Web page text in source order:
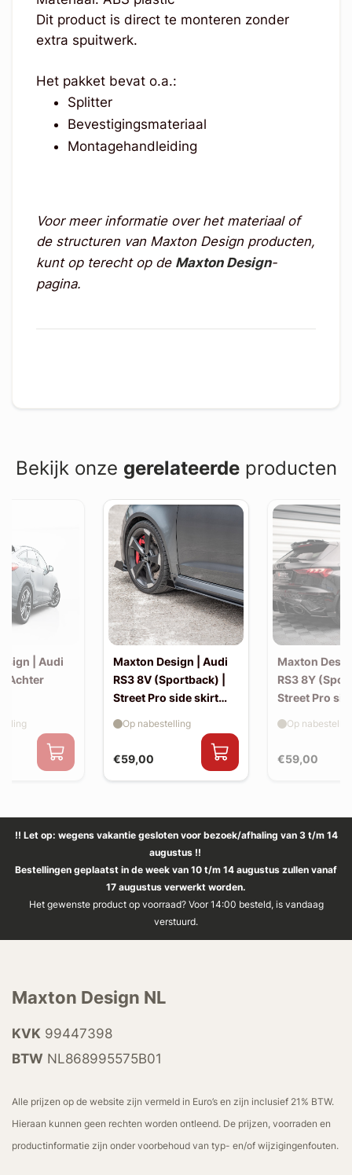
Dit product is direct te monteren zonder
extra spuitwerk.
Het pakket bevat o.a.:
Splitter
Bevestigingsmateriaal
Montagehandleiding
Voor meer informatie over het materiaal of
de structuren van Maxton Design producten,
kunt op terecht op de Maxton Design-
pagina.
Bekijk onze gerelateerdeproducten
| Audi
| Achter
Maxton Design | Audi
RS3 8V (Sportback) |
Street Pro side skirt
€59,00
Op nabestelling
Maxton
RS3 8Y
Street Pro
€59,00
Op
!! Let op: wegens vakantie gesloten voor bezoek/afhaling van 3 t/m 14
augustus !!
Bestellingen geplaatst in de week van 10 t/m 14 augustus zullen vanaf
17 augustus verwerkt worden.
Het gewenste product op voorraad? Voor 14:00 besteld, is vandaag
verstuurd.
Maxton Design NL
KVK 99447398
BTW NL868995575B01
Alle prijzen op de website zijn vermeld in Euro’s en zijn inclusief 21% BTW.
Hieraan kunnen geen rechten worden ontleend. De prijzen, voorraden en
productinformatie zijn onder voorbehoud van typ- en/of wijzigingenfouten.